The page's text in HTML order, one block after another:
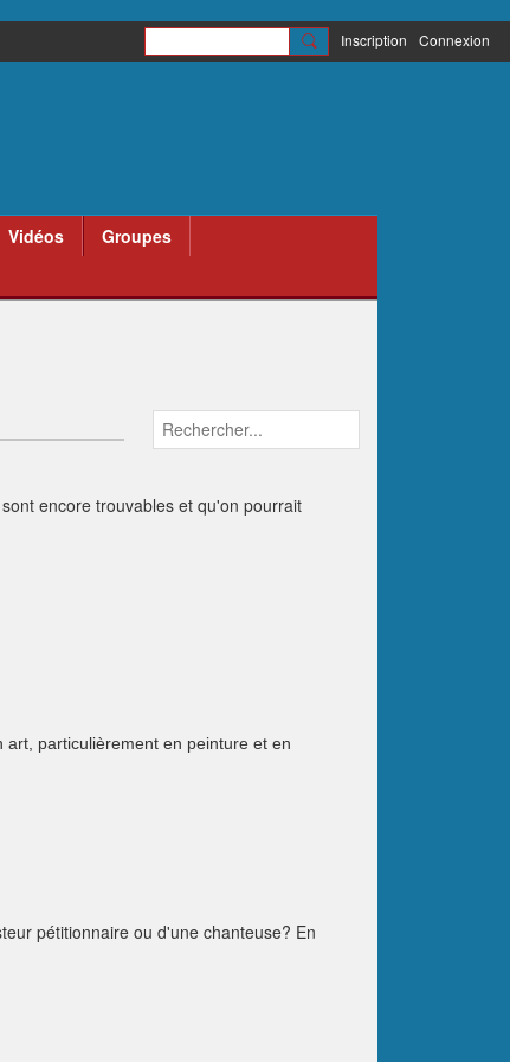
Inscription Connexion
Vidéos
Groupes
encore trouvables et qu'on pourrait
art, particulièrement en peinture et en
pétitionnaire ou d'une chanteuse? En